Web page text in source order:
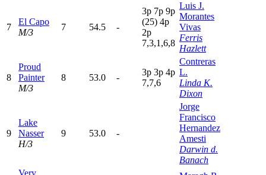
7
El Capo
M/3
7 54.5 -
3p 7p 9p
(25) 4p
2p
7,3,1,6,8
Luis J.
Morantes
Vivas
Ferris
Hazlett
8
Proud
Painter
M/3
8 53.0 -
3p 3p 4p
7,7,6
Contreras
L.
Linda K.
Dixon
9
Lake
Nasser
H/3
9 53.0 -
Jorge
Francisco
Hernandez
Amesti
Darwin d.
Banach
Very